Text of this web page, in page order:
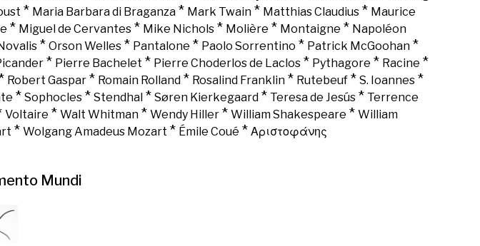
* Maria Barbara di Braganza* Mark Twain* Matthias Claudius* Maurice
* Miguel de Cervantes* Mike Nichols* Molière * Montaigne * Napoléon
* Orson Welles* Pantalone * Paolo Sorrentino * Patrick McGoohan*
* Pierre Bachelet * Pierre Choderlos de Laclos* Pythagore * Racine *
Robert Gaspar* Romain Rolland* Rosalind Franklin* Rutebeuf* S. Ioannes*
* Sophocles* Stendhal* Søren Kierkegaard* Teresa de Jesús* Terrence
Voltaire * Walt Whitman * Wendy Hiller * William Shakespeare * William
* Wolgang Amadeus Mozart * Émile Coué * Αριστοφάνης
Mundi